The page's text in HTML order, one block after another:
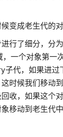
变成老生代的对
行了细分，分
一个对象第一
子代，如果进过
时候我们移动
收，如果这个
移动到老生代